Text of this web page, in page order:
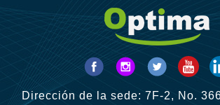
Dirección de la sede: 7F-2, No.